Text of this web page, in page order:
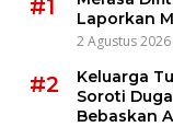
#1
Laporkan
2 Agustus
#2
Keluarga
Soroti
Bebaskan